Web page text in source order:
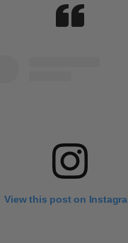
View this post on